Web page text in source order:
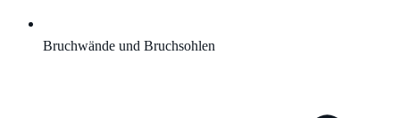
Bruchwände und Bruchsohlen